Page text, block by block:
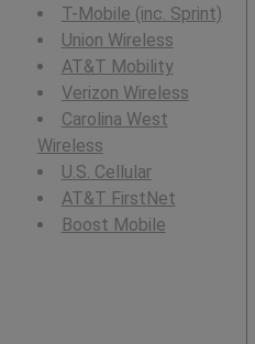
T-Mobile (inc. Sprint)
Union Wireless
AT&T Mobility
Verizon Wireless
Carolina West
Wireless
U.S. Cellular
AT&T FirstNet
Boost Mobile